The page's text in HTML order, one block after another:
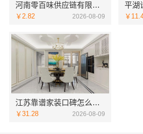
河南零百味供应链有限公司低成本量贩零食全域盈利
￥2.82 2026-08-09 ￥
江苏靠谱家装口碑怎么样，常州宜居佳装饰值得信赖
￥31.28 2026-08-09